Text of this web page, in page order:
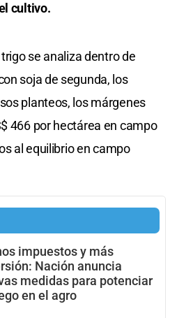
cultivo.
se analiza dentro de
soja de segunda, los
planteos, los márgenes
466 por hectárea en campo
al equilibrio en campo
impuestos y más
Nación anuncia
medidas para potenciar
en el agro